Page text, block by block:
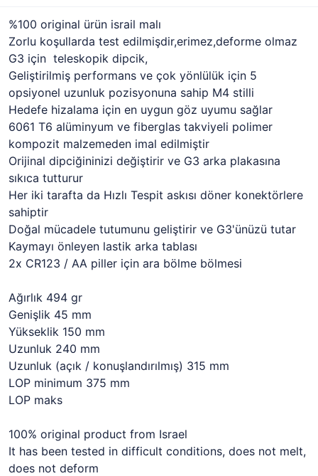
%100 original ürün israil malı
Zorlu koşullarda test edilmişdir,erimez,deforme olmaz
G3 için teleskopik dipcik,
Geliştirilmiş performans ve çok yönlülük için 5
opsiyonel uzunluk pozisyonuna sahip M4 stilli
Hedefe hizalama için en uygun göz uyumu sağlar
6061 T6 alüminyum ve fiberglas takviyeli polimer
kompozit malzemeden imal edilmiştir
Orijinal dipciğininizi değiştirir ve G3 arka plakasına
sıkıca tutturur
Her iki tarafta da Hızlı Tespit askısı döner konektörlere
sahiptir
Doğal mücadele tutumunu geliştirir ve G3'ünüzü tutar
Kaymayı önleyen lastik arka tablası
2x CR123 / AA piller için ara bölme bölmesi
Ağırlık 494 gr
Genişlik 45 mm
Yükseklik 150 mm
Uzunluk 240 mm
Uzunluk (açık / konuşlandırılmış) 315 mm
LOP minimum 375 mm
LOP maks
100% original product from Israel
It has been tested in difficult conditions, does not melt,
does not deform